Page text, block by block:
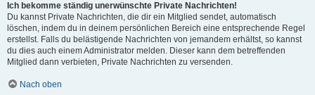
Ich bekomme ständig unerwünschte Private Nachrichten!
Du kannst Private Nachrichten, die dir ein Mitglied sendet, automatisch
löschen, indem du in deinem persönlichen Bereich eine entsprechende Regel
erstellst. Falls du belästigende Nachrichten von jemandem erhältst, so kannst
du dies auch einem Administrator melden. Dieser kann dem betreffenden
Mitglied dann verbieten, Private Nachrichten zu versenden.
Nach oben